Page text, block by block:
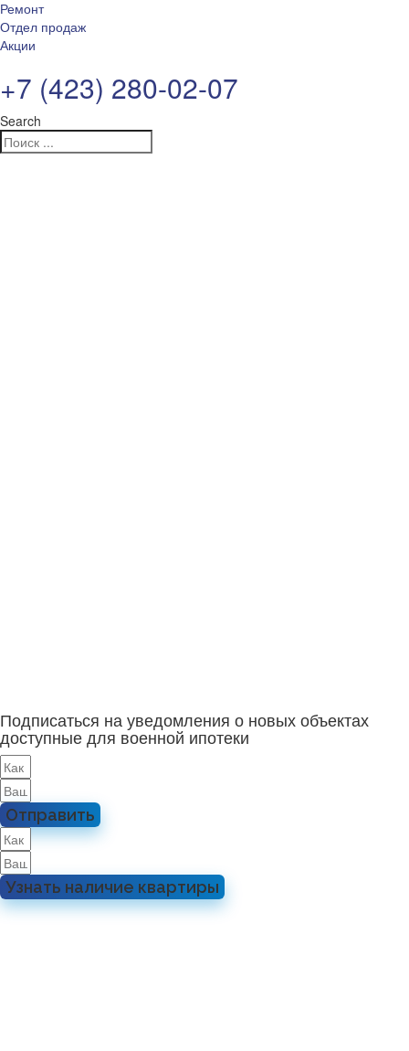
Ремонт
Отдел продаж
Акции
+7 (423) 280-02-07
Search
Подписаться на уведомления о новых объектах
доступные для военной ипотеки
Отправить
Узнать наличие квартиры